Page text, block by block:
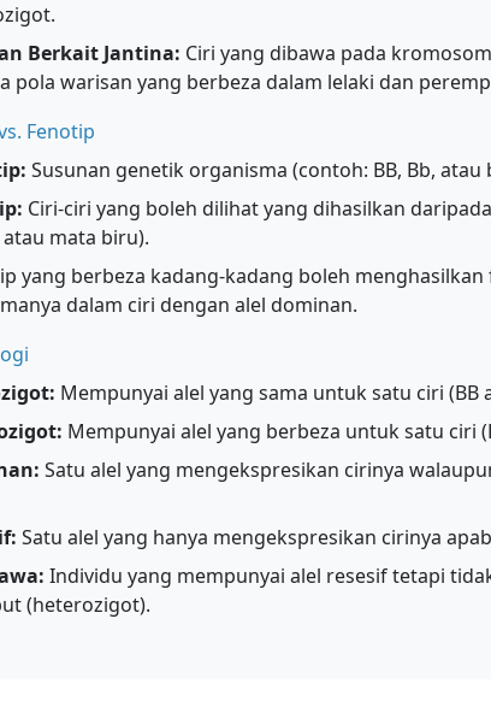
Berkait Jantina: Ciri yang dibawa pada
pola warisan yang berbeza dalam lelaki dan
Fenotip
Susunan genetik organisma (contoh: BB, Bb, atau
Ciri-ciri yang boleh dilihat yang dihasilkan
mata biru).
yang berbeza kadang-kadang boleh
dalam ciri dengan alel dominan.
Mempunyai alel yang sama untuk satu ciri (BB
Mempunyai alel yang berbeza untuk satu ciri
Satu alel yang mengekspresikan cirinya
Satu alel yang hanya mengekspresikan cirinya
Individu yang mempunyai alel resesif tetapi
(heterozigot).